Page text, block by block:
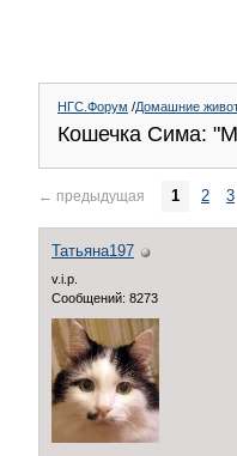
НГС.Форум /Домашние
Кошечка Сима:
← предыдущая 1 2 3
Татьяна197
v.i.p.
Сообщений: 8273